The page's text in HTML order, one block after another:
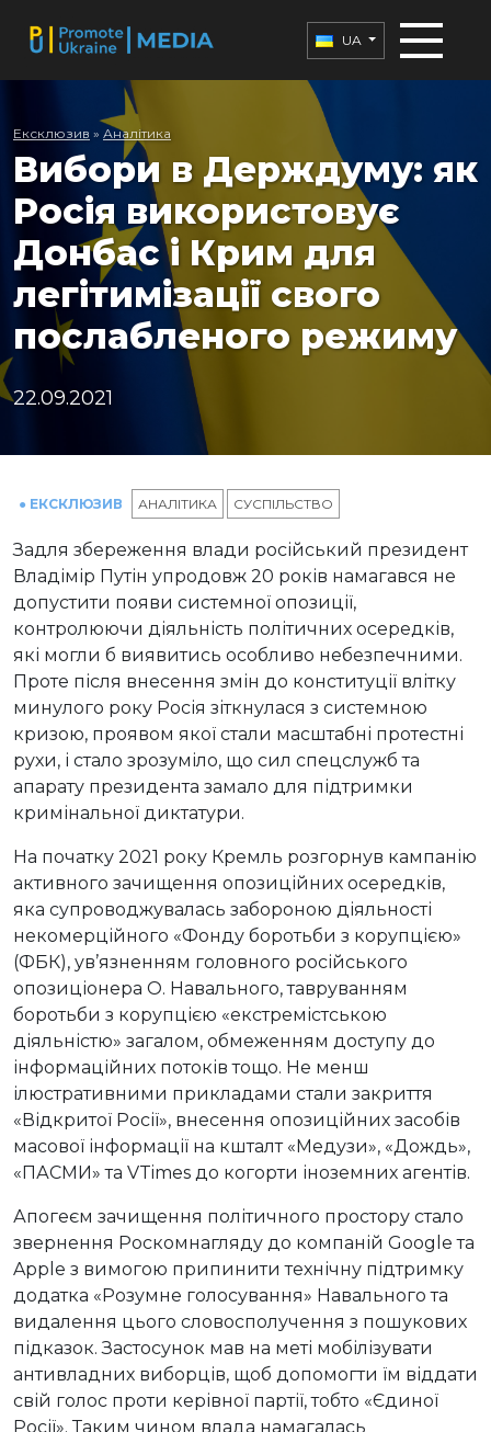
UA
Ексклюзив » Аналітика
Вибори в Держдуму: як
Росія використовує
Донбас і Крим для
легітимізації свого
послабленого режиму
22.09.2021
● ЕКСКЛЮЗИВ АНАЛІТИКА СУСПІЛЬСТВО
Задля збереження влади російський президент
Владімір Путін упродовж 20 років намагався не
допустити появи системної опозиції,
контролюючи діяльність політичних осередків,
які могли б виявитись особливо небезпечними.
Проте після внесення змін до конституції влітку
минулого року Росія зіткнулася з системною
кризою, проявом якої стали масштабні протестні
рухи, і стало зрозуміло, що сил спецслужб та
апарату президента замало для підтримки
кримінальної диктатури.
На початку 2021 року Кремль розгорнув кампанію
активного зачищення опозиційних осередків,
яка супроводжувалась забороною діяльності
некомерційного «Фонду боротьби з корупцією»
(ФБК), ув’язненням головного російського
опозиціонера О. Навального, тавруванням
боротьби з корупцією «екстремістською
діяльністю» загалом, обмеженням доступу до
інформаційних потоків тощо. Не менш
ілюстративними прикладами стали закриття
«Відкритої Росії», внесення опозиційних засобів
масової інформації на кшталт «Медузи», «Дождь»,
«ПАСМИ» та VTimes до когорти іноземних агентів.
Апогеєм зачищення політичного простору стало
звернення Роскомнагляду до компаній Google та
Apple з вимогою припинити технічну підтримку
додатка «Розумне голосування» Навального та
видалення цього словосполучення з пошукових
підказок. Застосунок мав на меті мобілізувати
антивладних виборців, щоб допомогти їм віддати
свій голос проти керівної партії, тобто «Єдиної
Росії». Таким чином влада намагалась